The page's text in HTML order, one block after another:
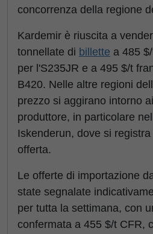
concorrenza della regione
Kardemir è riuscita a
tonnellate di billette a 485
per l'S235JR e a 495 $/t
B420. Nelle altre regioni
prezzo si aggirano intorno
produttore, in particolare
Iskenderun, dove si
offerta.
Le offerte di importazione
state segnalate
per tutta la settimana, con
confermata a 455 $/t CFR,